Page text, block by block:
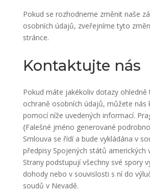
Pokud se rozhodneme změnit naše
osobních údajů, zveřejníme tyto
stránce.
Kontaktujte nás
Pokud máte jakékoliv dotazy ohledně
ochraně osobních údajů, můžete nás
pomocí níže uvedených informací.
{Falešné jméno generované
Smlouva se řídí a bude vykládána v
předpisy Spojených států amerických
Strany podstupují všechny své spory
dohody nebo v souvislosti s ní do
soudů v Nevadě.